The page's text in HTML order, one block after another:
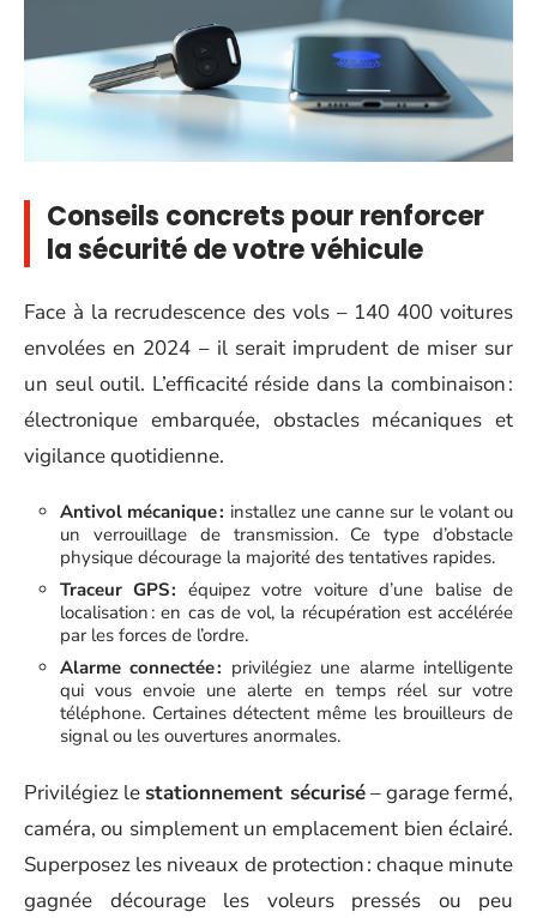
Conseils concrets pour renforcer
la sécurité de votre véhicule
Face à la recrudescence des vols – 140 400 voitures
envolées en 2024 – il serait imprudent de miser sur
un seul outil. L’efficacité réside dans la combinaison :
électronique embarquée, obstacles mécaniques et
vigilance quotidienne.
Antivol mécanique : installez une canne sur le volant ou
un verrouillage de transmission. Ce type d’obstacle
physique décourage la majorité des tentatives rapides.
Traceur GPS : équipez votre voiture d’une balise de
localisation : en cas de vol, la récupération est accélérée
par les forces de l’ordre.
Alarme connectée : privilégiez une alarme intelligente
qui vous envoie une alerte en temps réel sur votre
téléphone. Certaines détectent même les brouilleurs de
signal ou les ouvertures anormales.
Privilégiez le stationnement sécurisé– garage fermé,
caméra, ou simplement un emplacement bien éclairé.
Superposez les niveaux de protection : chaque minute
gagnée décourage les voleurs pressés ou peu